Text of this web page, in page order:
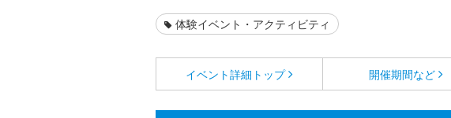
体験イベント・アクティビティ
イベント詳細 トップ 開催期間など